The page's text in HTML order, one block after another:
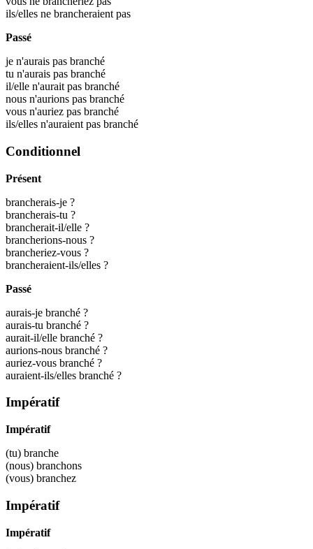
ils/elles ne brancheraient pas
Passé
je n'aurais pas branché
tu n'aurais pas branché
il/elle n'aurait pas branché
nous n'aurions pas branché
vous n'auriez pas branché
ils/elles n'auraient pas branché
Conditionnel
Présent
brancherais-je ?
brancherais-tu ?
brancherait-il/elle ?
brancherions-nous ?
brancheriez-vous ?
brancheraient-ils/elles ?
Passé
aurais-je branché ?
aurais-tu branché ?
aurait-il/elle branché ?
aurions-nous branché ?
auriez-vous branché ?
auraient-ils/elles branché ?
Impératif
Impératif
(tu) branche
(nous) branchons
(vous) branchez
Impératif
Impératif